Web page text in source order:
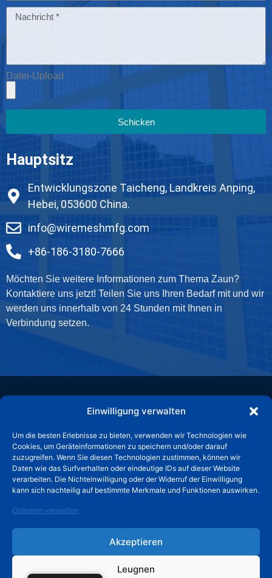
Einwilligung verwalten
Um die besten Erlebnisse zu bieten, verwenden wir Technologien wie
Cookies, um Geräteinformationen zu speichern und/oder darauf
zuzugreifen. Wenn Sie diesen Technologien zustimmen, können wir
Daten wie das Surfverhalten oder eindeutige IDs auf dieser Website
verarbeiten. Die Nichteinwilligung oder der Widerruf der Einwilligung
kann sich nachteilig auf bestimmte Merkmale und Funktionen auswirken.
Optionen verwalten
Akzeptieren
Leugnen
Datei-Upload
Schicken
Hauptsitz
Entwicklungszone Taicheng, Landkreis Anping,
Hebei, 053600 China.
info@wiremeshmfg.com
+86-186-3180-7666
Möchten Sie weitere Informationen zum Thema Zaun?
Kontaktiere uns jetzt! Teilen Sie uns Ihren Bedarf mit und wir
werden uns innerhalb von 24 Stunden mit Ihnen in
Verbindung setzen.
Temporärer Zaun
Maschendrahtzaun
Über HUADE
Unser Service
Blog